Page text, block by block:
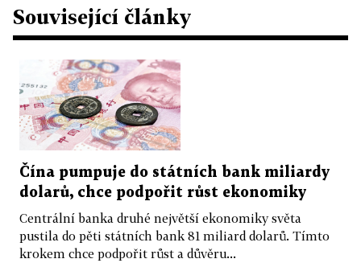
Související články
Čína pumpuje do státních bank miliardy
dolarů, chce podpořit růst ekonomiky
Centrální banka druhé největší ekonomiky světa
pustila do pěti státních bank 81 miliard dolarů. Tímto
krokem chce podpořit růst a důvěru...